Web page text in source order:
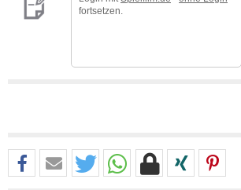
fortsetzen.